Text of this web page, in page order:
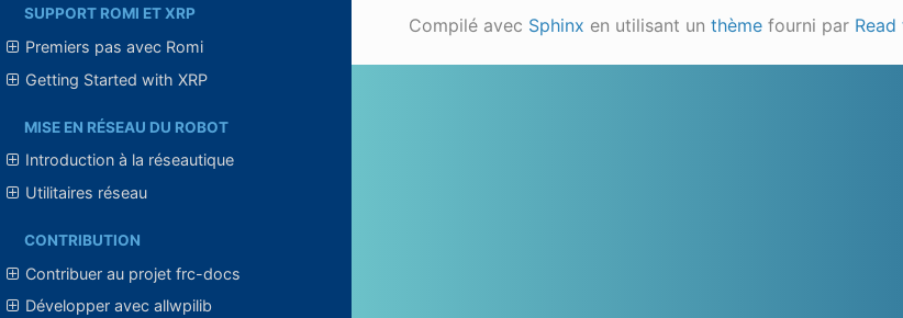
SUPPORT ROMI ET XRP
Premiers pas avec Romi
Getting Started with XRP
MISE EN RÉSEAU DU ROBOT
Introduction à la réseautique
Utilitaires réseau
CONTRIBUTION
Contribuer au projet frc-docs
Développer avec allwpilib
Compilé avec Sphinx en utilisant un thèmefourni par